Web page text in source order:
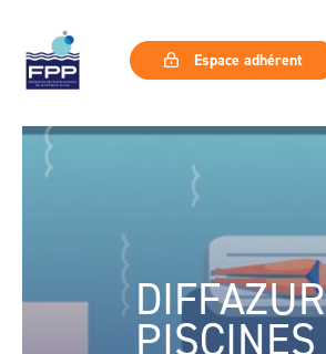
Espace adhérent
DIFFAZUR
PISCINES